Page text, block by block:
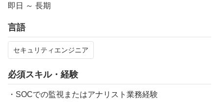
即日 ～ 長期
言語
セキュリティエンジニア
必須スキル・経験
・SOCでの監視またはアナリスト業務経験